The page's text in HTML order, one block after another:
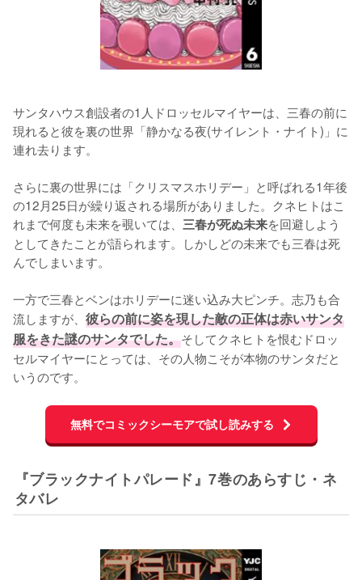
サンタハウス創設者の1人ドロッセルマイヤーは、三春の前に
現れると彼を裏の世界「静かなる夜(サイレント・ナイト)」に
連れ去ります。
さらに裏の世界には「クリスマスホリデー」と呼ばれる1年後
の12月25日が繰り返される場所がありました。クネヒトはこ
れまで何度も未来を覗いては、 三春が死ぬ未来を回避しよう
としてきたことが語られます。しかしどの未来でも三春は死
んでしまいます。
一方で三春とベンはホリデーに迷い込み大ピンチ。志乃も合
流しますが、 彼らの前に姿を現した敵の正体は赤いサンタ
服をきた謎のサンタでした。そしてクネヒトを恨むドロッ
セルマイヤーにとっては、その人物こそが本物のサンタだと
いうのです。
無料でコミックシーモアで試し読みする
『ブラックナイトパレード』7巻のあらすじ・ネ
タバレ